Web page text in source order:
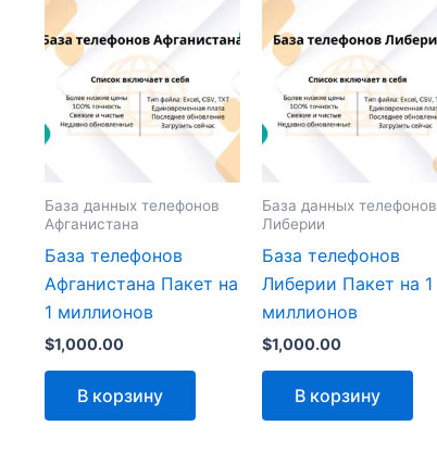
База данных телефонов
Афганистана
База телефонов
Афганистана Пакет на
1 миллионов
$1,000.00
В корзину
База данных телефонов
Либерии
База телефонов
Либерии Пакет на 1
миллионов
$1,000.00
В корзину